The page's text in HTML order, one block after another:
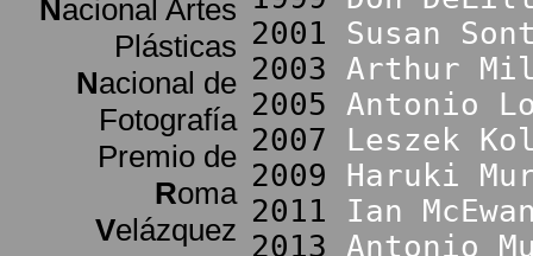
Nacional Artes
Plásticas
Nacional de
Fotografía
Premio de
Roma
Velázquez
2001 Susan
2003 Arthur
2005 Antonio
2007 Leszek
2009 Haruki
2011 Ian
2013 Antonio